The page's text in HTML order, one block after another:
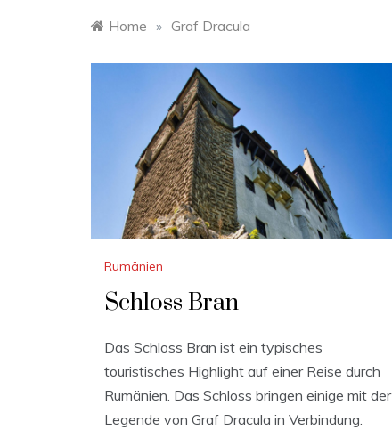
Home » Graf Dracula
Rumänien
Schloss Bran
Das Schloss Bran ist ein typisches
touristisches Highlight auf einer Reise durch
Rumänien. Das Schloss bringen einige mit der
Legende von Graf Dracula in Verbindung.